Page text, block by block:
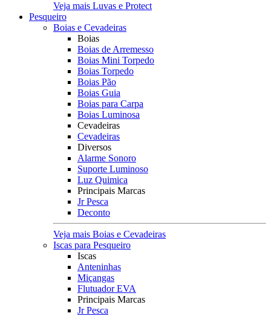
Veja mais Luvas e Protect
Pesqueiro
Boias e Cevadeiras
Boias
Boias de Arremesso
Boias Mini Torpedo
Boias Torpedo
Boias Pão
Boias Guia
Boias para Carpa
Boias Luminosa
Cevadeiras
Cevadeiras
Diversos
Alarme Sonoro
Suporte Luminoso
Luz Quimica
Principais Marcas
Jr Pesca
Deconto
Veja mais Boias e Cevadeiras
Iscas para Pesqueiro
Iscas
Anteninhas
Miçangas
Flutuador EVA
Principais Marcas
Jr Pesca